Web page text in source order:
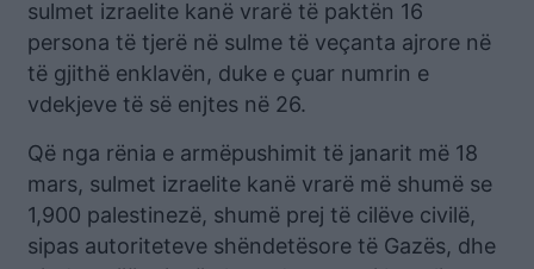
sulmet izraelite kanë vrarë të paktën 16
persona të tjerë në sulme të veçanta ajrore në
të gjithë enklavën, duke e çuar numrin e
vdekjeve të së enjtes në 26.
Që nga rënia e armëpushimit të janarit më 18
mars, sulmet izraelite kanë vrarë më shumë se
1,900 palestinezë, shumë prej të cilëve civilë,
sipas autoriteteve shëndetësore të Gazës, dhe